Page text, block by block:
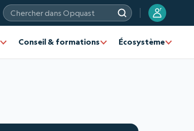
Chercher dans Opquast
?
Conseil & formations Écosystème